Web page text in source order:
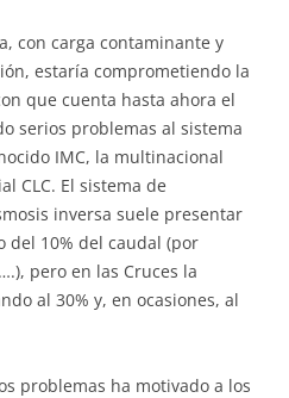
con carga contaminante y
estaría comprometiendo la
que cuenta hasta ahora el
serios problemas al sistema
IMC, la multinacional
CLC. El sistema de
inversa suele presentar
del 10% del caudal (por
pero en las Cruces la
al 30% y, en ocasiones, al
problemas ha motivado a los